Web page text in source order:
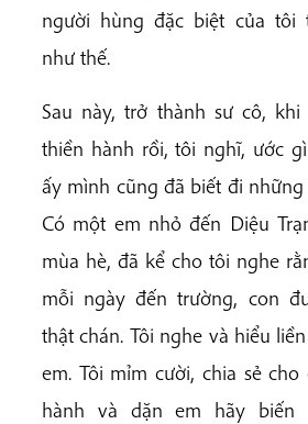
người hùng đặc biệt của tôi
như thế.
Sau này, trở thành sư cô,
thiền hành rồi, tôi nghĩ, ước
ấy mình cũng đã biết đi
Có một em nhỏ đến Diệu
mùa hè, đã kể cho tôi nghe
mỗi ngày đến trường, con
thật chán. Tôi nghe và hiểu
em. Tôi mỉm cười, chia sẻ
hành và dặn em hãy biến